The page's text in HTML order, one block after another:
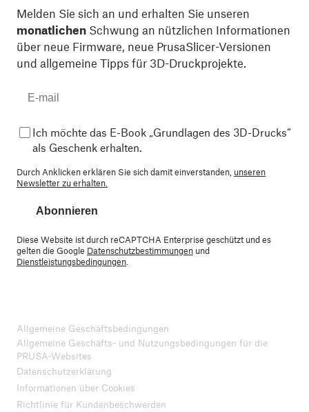
Melden Sie sich an und erhalten Sie unseren
monatlichen Schwung an nützlichen Informationen
über neue Firmware, neue PrusaSlicer-Versionen
und allgemeine Tipps für 3D-Druckprojekte.
Ich möchte das E-Book „Grundlagen des 3D-Drucks“
als Geschenk erhalten.
Durch Anklicken erklären Sie sich damit einverstanden, unseren
Newsletter zu erhalten.
Abonnieren
Diese Website ist durch reCAPTCHA Enterprise geschützt und es
gelten die Google Datenschutzbestimmungen und
Dienstleistungsbedingungen
Allgemeine Geschäftsbedingungen
Allgemeine Geschäfts- und Nutzungsbedingungen für die
PRUSA-Websites
Datenschutzerklärung
Informationen über Cookies
Richtlinie für Kundenbeschwerden